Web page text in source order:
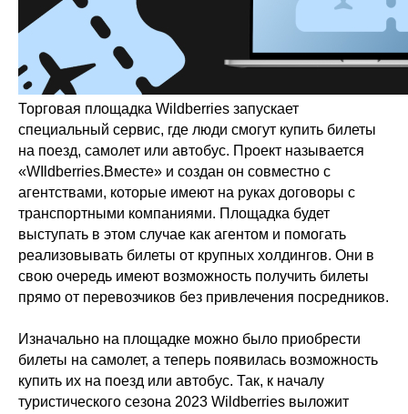
Торговая площадка Wildberries запускает
специальный сервис, где люди смогут купить билеты
на поезд, самолет или автобус. Проект называется
«WIldberries.Вместе» и создан он совместно с
агентствами, которые имеют на руках договоры с
транспортными компаниями. Площадка будет
выступать в этом случае как агентом и помогать
реализовывать билеты от крупных холдингов. Они в
свою очередь имеют возможность получить билеты
прямо от перевозчиков без привлечения посредников.
Изначально на площадке можно было приобрести
билеты на самолет, а теперь появилась возможность
купить их на поезд или автобус. Так, к началу
туристического сезона 2023 Wildberries выложит